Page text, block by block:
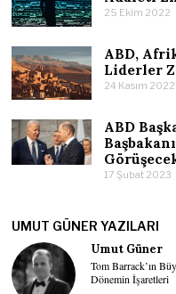
25 Ekim 2022
ABD,
Liderler
24 Kasım 2022
ABD
17 Şubat 2023
UMUT GÜNER YAZILARI
Umut Güner
Tom Barrack’ın
Dönemin İşaretleri